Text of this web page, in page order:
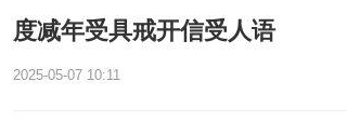
度减年受具戒开信受人语
2025-05-07 10:11